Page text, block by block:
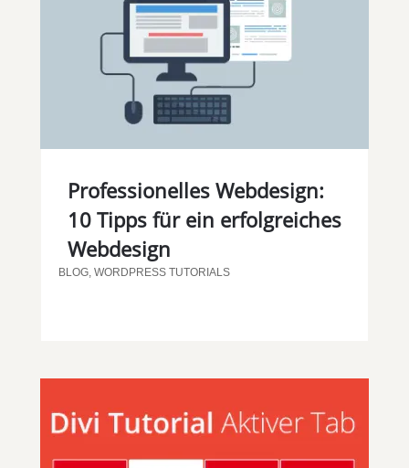
Professionelles Webdesign:
10 Tipps für ein erfolgreiches
Webdesign
BLOG, WORDPRESS TUTORIALS